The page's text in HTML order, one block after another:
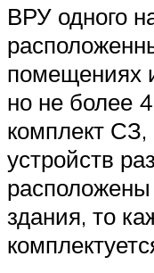
ВРУ одного
помещениях
но не более
комплект
устройств
расположены
здания, то